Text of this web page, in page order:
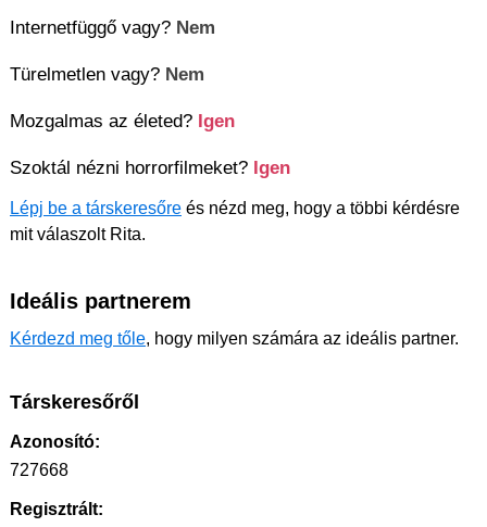
Internetfüggő vagy? Nem
Türelmetlen vagy? Nem
Mozgalmas az életed? Igen
Szoktál nézni horrorfilmeket? Igen
Lépj be a társkeresőre és nézd meg, hogy a többi kérdésre
mit válaszolt Rita.
Ideális partnerem
Kérdezd meg tőle, hogy milyen számára az ideális partner.
Társkeresőről
Azonosító:
727668
Regisztrált: